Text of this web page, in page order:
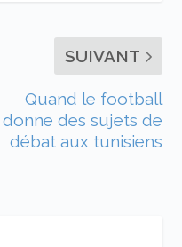
SUIVANT
Quand le football
donne des sujets de
débat aux tunisiens